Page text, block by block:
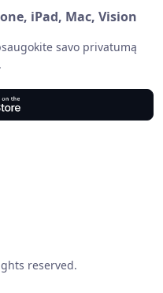
iPad, Mac, Vision
savo privatumą
reserved.